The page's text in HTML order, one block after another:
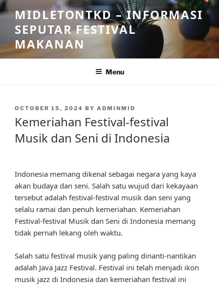
Skip
to
content
MIDLETONTKD – INFORMASI
SEPUTAR FESTIVAL
MAKANAN
Menu
POSTED
OCTOBER 15, 2024 BY ADMINMID
Kemeriahan Festival-festival
Musik dan Seni di Indonesia
Indonesia memang dikenal sebagai negara yang kaya
akan budaya dan seni. Salah satu wujud dari kekayaan
tersebut adalah festival-festival musik dan seni yang
selalu ramai dan penuh kemeriahan. Kemeriahan
Festival-festival Musik dan Seni di Indonesia memang
tidak pernah lekang oleh waktu.
Salah satu festival musik yang paling dinanti-nantikan
adalah Java Jazz Festival. Festival ini telah menjadi ikon
musik jazz di Indonesia dan kemeriahan festival ini